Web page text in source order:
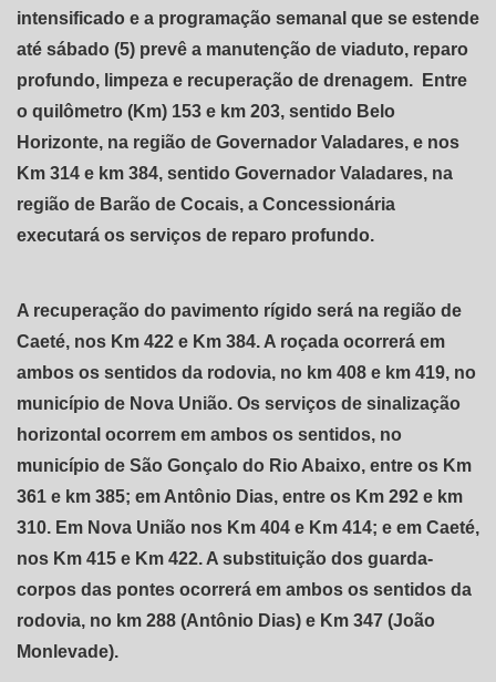
intensificado e a programação semanal que se estende
até sábado (5) prevê a manutenção de viaduto, reparo
profundo, limpeza e recuperação de drenagem. Entre
o quilômetro (Km) 153 e km 203, sentido Belo
Horizonte, na região de Governador Valadares, e nos
Km 314 e km 384, sentido Governador Valadares, na
região de Barão de Cocais, a Concessionária
executará os serviços de reparo profundo.
A recuperação do pavimento rígido será na região de
Caeté, nos Km 422 e Km 384. A roçada ocorrerá em
ambos os sentidos da rodovia, no km 408 e km 419, no
município de Nova União. Os serviços de sinalização
horizontal ocorrem em ambos os sentidos, no
município de São Gonçalo do Rio Abaixo, entre os Km
361 e km 385; em Antônio Dias, entre os Km 292 e km
310. Em Nova União nos Km 404 e Km 414; e em Caeté,
nos Km 415 e Km 422. A substituição dos guarda-
corpos das pontes ocorrerá em ambos os sentidos da
rodovia, no km 288 (Antônio Dias) e Km 347 (João
Monlevade).